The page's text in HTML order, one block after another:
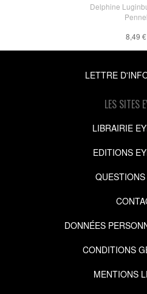
Delphine
Pennel
8,49 €
LETTRE
LES SITES
LIBRAIRIE
EDITIONS
DONNÉES
CONDITIONS
MENTIONS